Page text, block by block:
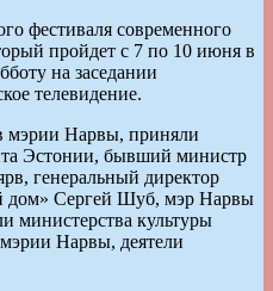
фестиваля современного
пройдет с 7 по 10 июня в
на заседании
телевидение.
мэрии Нарвы, приняли
Эстонии, бывший министр
генеральный директор
дом» Сергей Шуб, мэр Нарвы
министерства культуры
Нарвы, деятели